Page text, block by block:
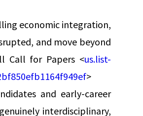
economic integration,
and move beyond
Call for Papers <us.list-
>
and early-career
interdisciplinary,